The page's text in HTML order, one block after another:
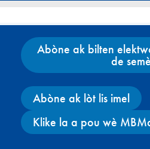
Abòne ak bilten
de
Abòne ak lòt lis imel
Klike la a pou wè